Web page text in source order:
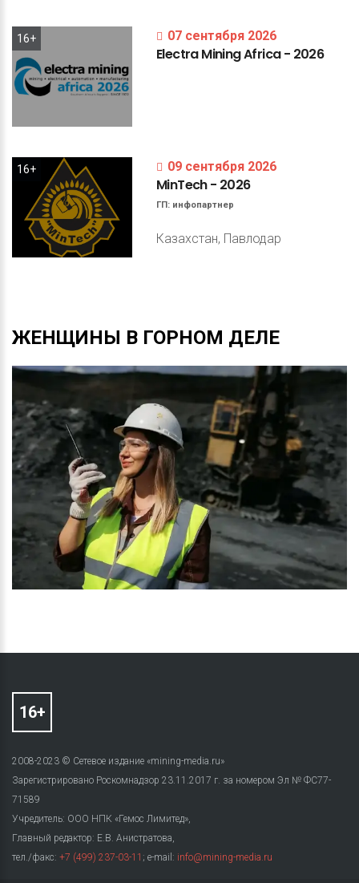
16+ 07 сентября 2026
ElectraMiningAfrica- 2026
16+ 09 сентября 2026
MinTech- 2026
ГП: инфопартнер
Казахстан, Павлодар
ЖЕНЩИНЫ В ГОРНОМ ДЕЛЕ
2008-2023 © Сетевое издание «mining-media.ru»
Зарегистрировано Роскомнадзор 23.11.2017 г. за номером Эл № ФС77-
71589
Учредитель: ООО НПК «Гемос Лимитед»,
Главный редактор: Е.В. Анистратова,
тел./факс: +7 (499) 237-03-11 ; e-mail: info@mining-media.ru